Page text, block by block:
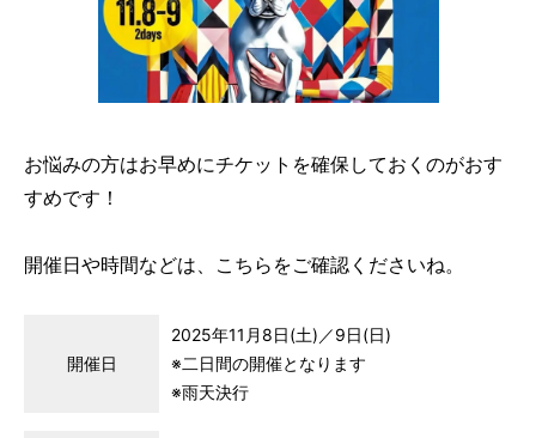
お悩みの方はお早めにチケットを確保しておくのがおす
すめです！
開催日や時間などは、こちらをご確認くださいね。
開催日
2025年11月8日(土)／9日(日)
※二日間の開催となります
※雨天決行